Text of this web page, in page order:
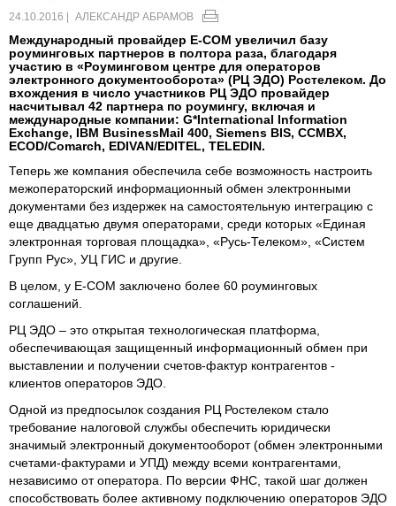
24.10.2016 | АЛЕКСАНДР АБРАМОВ
Международный провайдер E-COM увеличил базу
роуминговых партнеров в полтора раза, благодаря
участию в «Роуминговом центре для операторов
электронного документооборота» (РЦ ЭДО) Ростелеком. До
вхождения в число участников РЦ ЭДО провайдер
насчитывал 42 партнера по роумингу, включая и
международные компании: G*International Information
Exchange, IBM BusinessMail 400, Siemens BIS, CCMBX,
ECOD/Comarch, EDIVAN/EDITEL, TELEDIN.
Теперь же компания обеспечила себе возможность настроить
межоператорский информационный обмен электронными
документами без издержек на самостоятельную интеграцию с
еще двадцатью двумя операторами, среди которых «Единая
электронная торговая площадка», «Русь-Телеком», «Систем
Групп Рус», УЦ ГИС и другие.
В целом, у E-COM заключено более 60 роуминговых
соглашений.
РЦ ЭДО – это открытая технологическая платформа,
обеспечивающая защищенный информационный обмен при
выставлении и получении счетов-фактур контрагентов -
клиентов операторов ЭДО.
Одной из предпосылок создания РЦ Ростелеком стало
требование налоговой службы обеспечить юридически
значимый электронный документооборот (обмен электронными
счетами-фактурами и УПД) между всеми контрагентами,
независимо от оператора. По версии ФНС, такой шаг должен
способствовать более активному подключению операторов ЭДО